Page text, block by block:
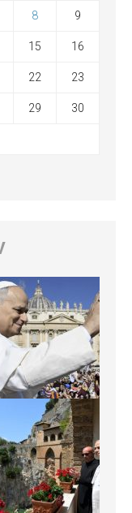
8 9
15 16
22 23
29 30